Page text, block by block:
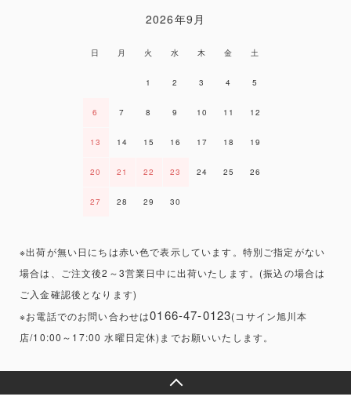
2026年9月
日 月 火 水 木 金 土
1 2 3 4 5
6 7 8 9 10 11 12
13 14 15 16 17 18 19
20 21 22 23 24 25 26
27 28 29 30
※出荷が無い日にちは赤い色で表示しています。特別ご指定がない
場合は、ご注文後2～3営業日中に出荷いたします。(振込の場合は
ご入金確認後となります)
※お電話でのお問い合わせは0166-47-0123(コサイン旭川本
店/10:00～17:00 水曜日定休)までお願いいたします。